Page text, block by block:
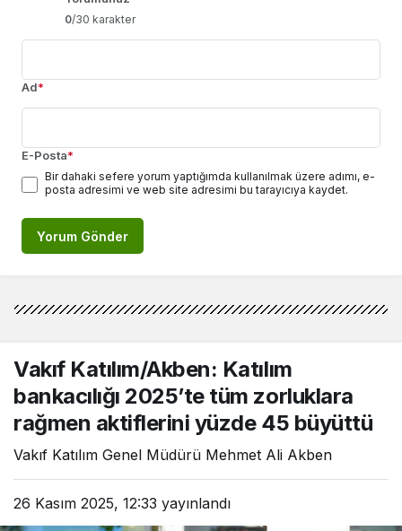
0/30 karakter
Ad*
E-Posta*
Bir dahaki sefere yorum yaptığımda kullanılmak üzere adımı, e-
posta adresimi ve web site adresimi bu tarayıcıya kaydet.
Yorum Gönder
Vakıf Katılım/Akben: Katılım
bankacılığı 2025’te tüm zorluklara
rağmen aktiflerini yüzde 45 büyüttü
Vakıf Katılım Genel Müdürü Mehmet Ali Akben
26 Kasım 2025, 12:33 yayınlandı